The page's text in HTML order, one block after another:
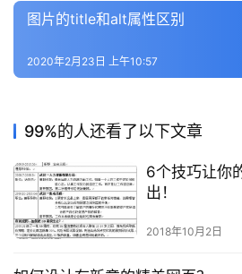
图片的title和alt属性区别
2020年2月23日 上午10:57
99%的人还看了以下文章
6个技巧让你
出！
2018年10月2日